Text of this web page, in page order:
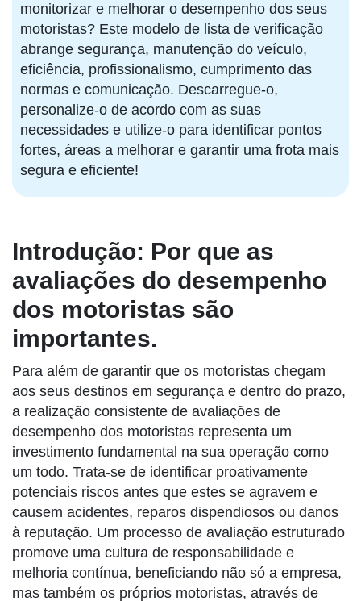
monitorizar e melhorar o desempenho dos seus
motoristas? Este modelo de lista de verificação
abrange segurança, manutenção do veículo,
eficiência, profissionalismo, cumprimento das
normas e comunicação. Descarregue-o,
personalize-o de acordo com as suas
necessidades e utilize-o para identificar pontos
fortes, áreas a melhorar e garantir uma frota mais
segura e eficiente!
Introdução: Por que as
avaliações do desempenho
dos motoristas são
importantes.
Para além de garantir que os motoristas chegam
aos seus destinos em segurança e dentro do prazo,
a realização consistente de avaliações de
desempenho dos motoristas representa um
investimento fundamental na sua operação como
um todo. Trata-se de identificar proativamente
potenciais riscos antes que estes se agravem e
causem acidentes, reparos dispendiosos ou danos
à reputação. Um processo de avaliação estruturado
promove uma cultura de responsabilidade e
melhoria contínua, beneficiando não só a empresa,
mas também os próprios motoristas, através de